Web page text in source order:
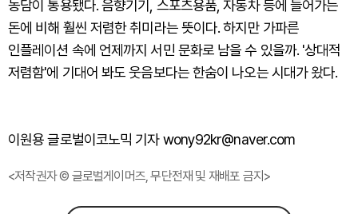
농담이 통용됐다. 음향기기, 스포츠용품, 자동차 등에 들어가는
돈에 비해 훨씬 저렴한 취미라는 뜻이다. 하지만 가파른
인플레이션 속에 언제까지 서민 문화로 남을 수 있을까. '상대적
저렴함'에 기대어 봐도 웃음보다는 한숨이 나오는 시대가 왔다.
이원용 글로벌이코노믹 기자 wony92kr@naver.com
<저작권자 © 글로벌게이머즈, 무단전재 및 재배포 금지>